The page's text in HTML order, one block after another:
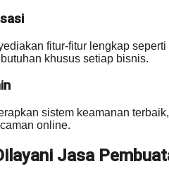
fitur-fitur lengkap
khusus setiap bisnis.
sistem keamanan
online.
Jasa